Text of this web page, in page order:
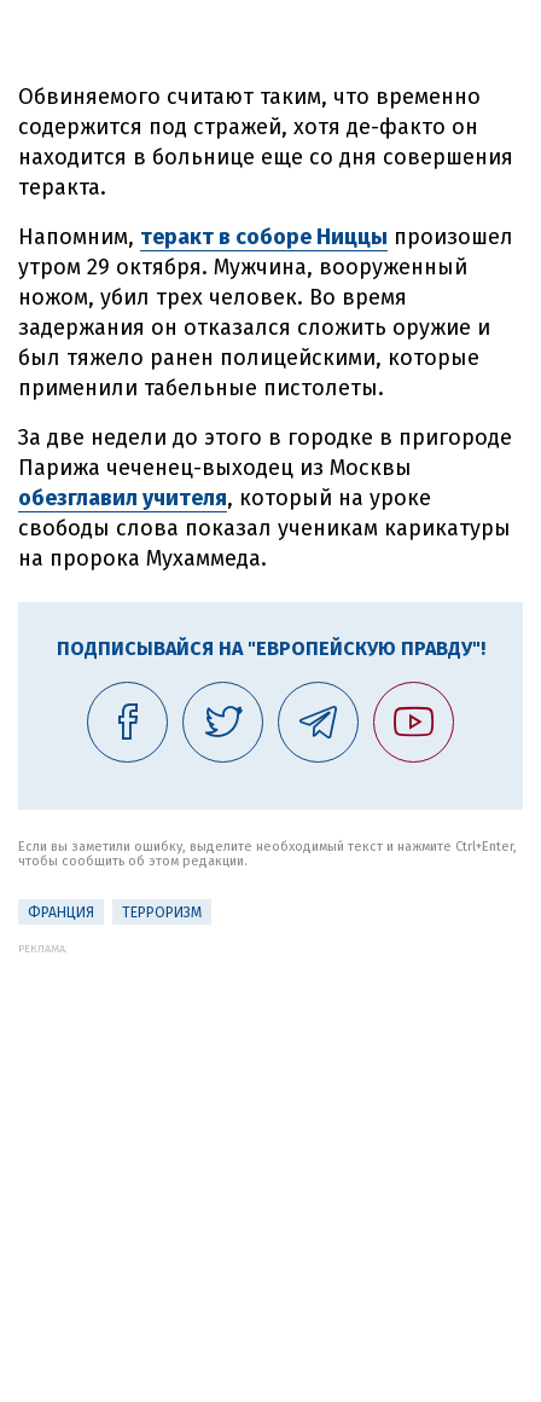
Обвиняемого считают таким, что временно
содержится под стражей, хотя де-факто он
находится в больнице еще со дня совершения
теракта.
Напомним, теракт в соборе Ниццы произошел
утром 29 октября. Мужчина, вооруженный
ножом, убил трех человек. Во время
задержания он отказался сложить оружие и
был тяжело ранен полицейскими, которые
применили табельные пистолеты.
За две недели до этого в городке в пригороде
Парижа чеченец-выходец из Москвы
обезглавил учителя, который на уроке
свободы слова показал ученикам карикатуры
на пророка Мухаммеда.
ПОДПИСЫВАЙСЯ НА "ЕВРОПЕЙСКУЮ ПРАВДУ"!
Если вы заметили ошибку, выделите необходимый текст и нажмите Ctrl+Enter,
чтобы сообщить об этом редакции.
ФРАНЦИЯ ТЕРРОРИЗМ
РЕКЛАМА: